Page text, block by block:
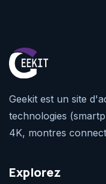
Geekit est un site
technologies
4K, montres
Explorez